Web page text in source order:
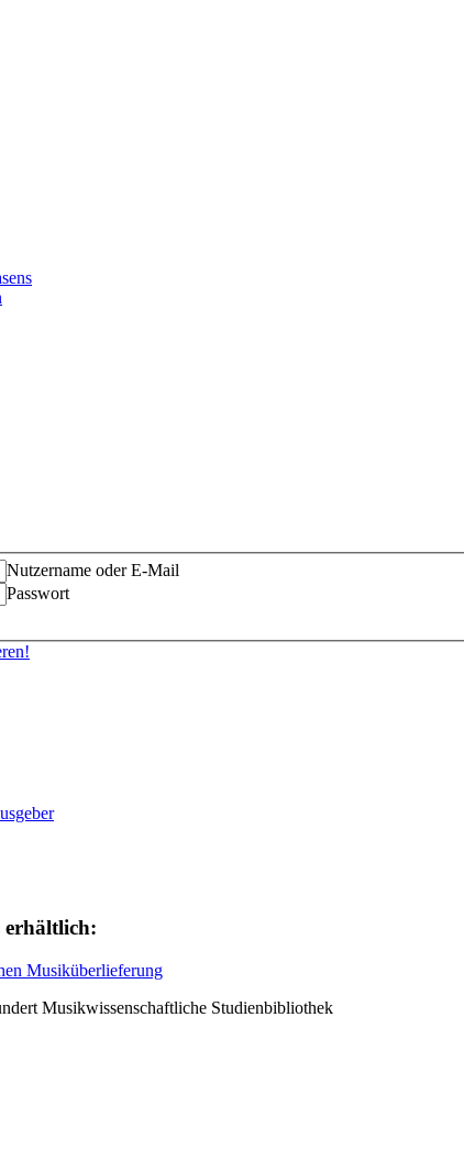
Nutzername oder E-Mail
Passwort
erhältlich:
Musiküberlieferung
Musikwissenschaftliche Studienbibliothek